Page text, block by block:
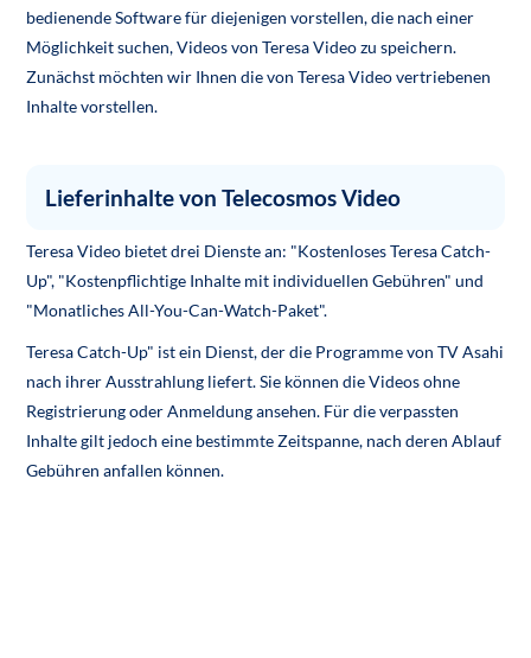
bedienende Software für diejenigen vorstellen, die nach einer
Möglichkeit suchen, Videos von Teresa Video zu speichern.
Zunächst möchten wir Ihnen die von Teresa Video vertriebenen
Inhalte vorstellen.
Lieferinhalte von Telecosmos Video
Teresa Video bietet drei Dienste an: "Kostenloses Teresa Catch-
Up", "Kostenpflichtige Inhalte mit individuellen Gebühren" und
"Monatliches All-You-Can-Watch-Paket".
Teresa Catch-Up" ist ein Dienst, der die Programme von TV Asahi
nach ihrer Ausstrahlung liefert. Sie können die Videos ohne
Registrierung oder Anmeldung ansehen. Für die verpassten
Inhalte gilt jedoch eine bestimmte Zeitspanne, nach deren Ablauf
Gebühren anfallen können.